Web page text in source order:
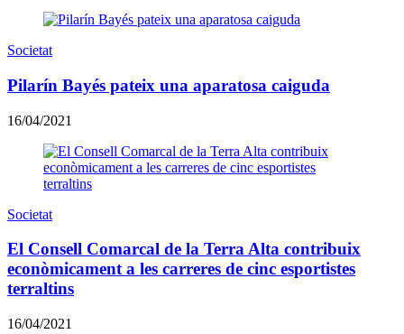
Societat
Pilarín Bayés pateix una aparatosa caiguda
16/04/2021
Societat
El Consell Comarcal de la Terra Alta contribuix
econòmicament a les carreres de cinc esportistes
terraltins
16/04/2021